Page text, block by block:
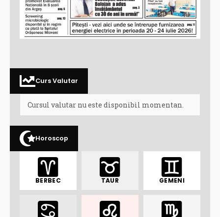
Curs Valutar
Cursul valutar nu este disponibil momentan.
Horoscop
BERBEC TAUR GEMENI